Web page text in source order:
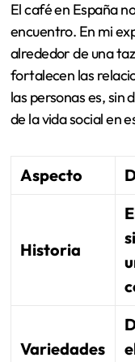
El café en España
encuentro. En mi
alrededor de una
fortalecen las
las personas es, sin
de la vida social en
Aspecto
Historia
Variedades